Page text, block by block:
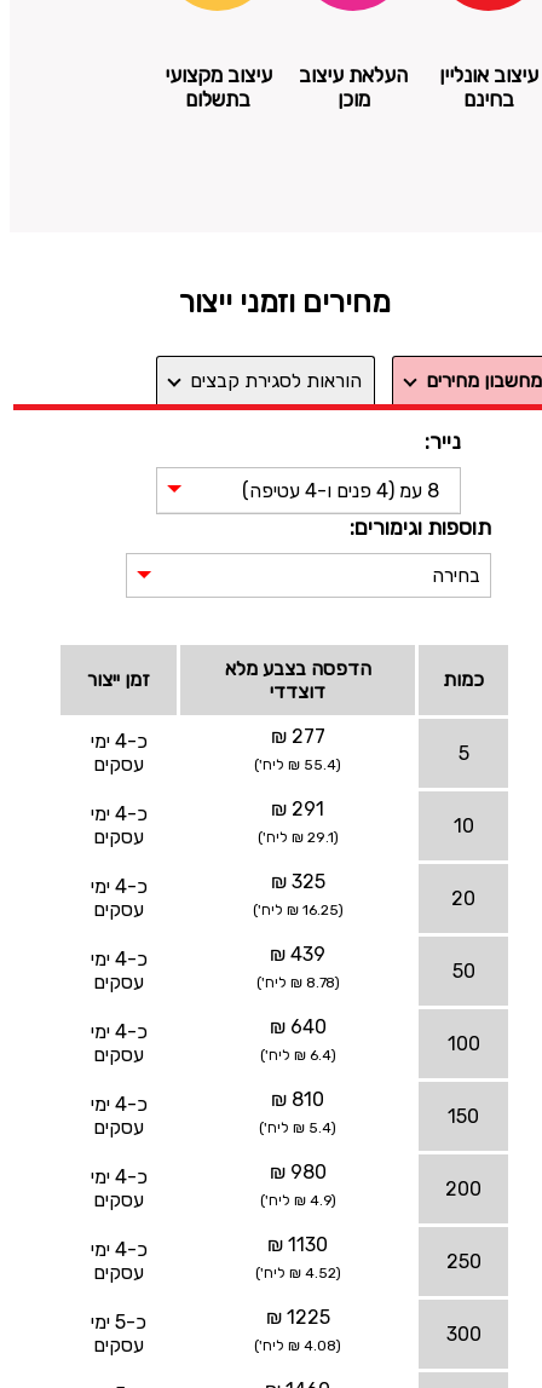
עיצוב אונליין
בחינם
העלאת עיצוב
מוכן
עיצוב מקצועי
בתשלום
מחירים וזמני ייצור
מחשבון מחירים הוראות לסגירת קבצים
נייר:
8 עמ (4 פנים ו-4 עטיפה)
תוספות וגימורים:
בחירה
כמות
הדפסה בצבע מלא
דוצדדי
זמן ייצור
5
277 ₪
(55.4 ₪ ליח')
כ-4 ימי
עסקים
10
291 ₪
(29.1 ₪ ליח')
כ-4 ימי
עסקים
20
325 ₪
(16.25 ₪ ליח')
כ-4 ימי
עסקים
50
439 ₪
(8.78 ₪ ליח')
כ-4 ימי
עסקים
100
640 ₪
(6.4 ₪ ליח')
כ-4 ימי
עסקים
150
810 ₪
(5.4 ₪ ליח')
כ-4 ימי
עסקים
200
980 ₪
(4.9 ₪ ליח')
כ-4 ימי
עסקים
250
1130 ₪
(4.52 ₪ ליח')
כ-4 ימי
עסקים
300
1225 ₪
(4.08 ₪ ליח')
כ-5 ימי
עסקים